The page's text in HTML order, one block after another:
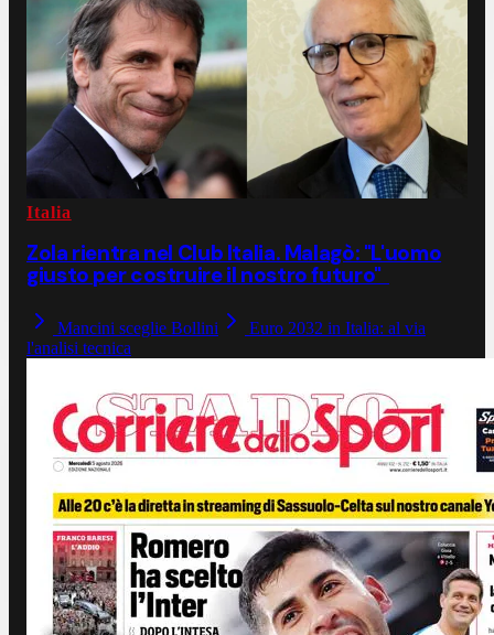
Italia
Zola rientra nel Club Italia. Malagò: "L'uomo
giusto per costruire il nostro futuro"
Mancini sceglie Bollini
Euro 2032 in Italia: al via
l'analisi tecnica